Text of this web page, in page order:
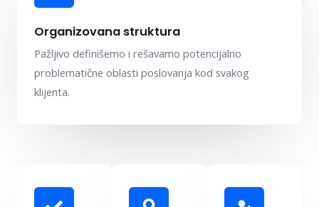
Organizovana struktura
Pažljivo definišemo i rešavamo potencijalno
problematične oblasti poslovanja kod svakog
klijenta.